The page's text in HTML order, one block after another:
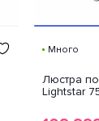
Много
Люстра
Lightstar